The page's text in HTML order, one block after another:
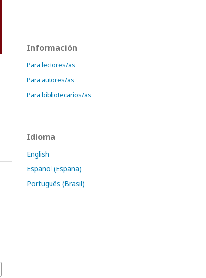
Información
Para lectores/as
Para autores/as
Para bibliotecarios/as
Idioma
English
Español (España)
Português (Brasil)